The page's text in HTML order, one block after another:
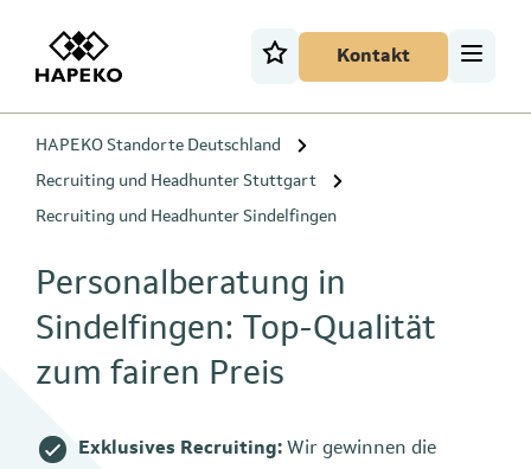
Kontakt
HAPEKO Standorte Deutschland
Recruiting und Headhunter Stuttgart
Recruiting und Headhunter Sindelfingen
Personalberatung in
Sindelfingen: Top-Qualität
zum fairen Preis
Exklusives Recruiting: Wir gewinnen die